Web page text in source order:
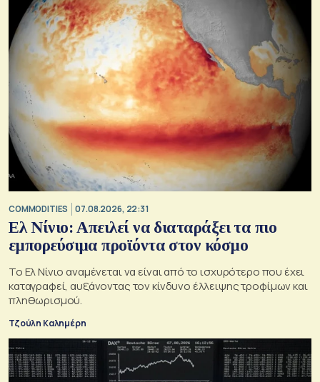
COMMODITIES 07.08.2026, 22:31
Ελ Νίνιο: Απειλεί να διαταράξει τα πιο
εμπορεύσιμα προϊόντα στον κόσμο
Το Ελ Νίνιο αναμένεται να είναι από το ισχυρότερο που έχει
καταγραφεί, αυξάνοντας τον κίνδυνο έλλειψης τροφίμων και
πληθωρισμού.
Τζούλη Καλημέρη